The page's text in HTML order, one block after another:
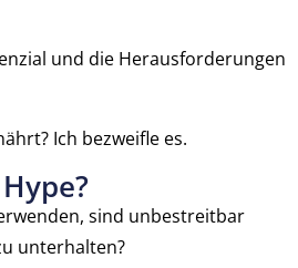
und die Herausforderungen
Ich bezweifle es.
sind unbestreitbar
unterhalten?